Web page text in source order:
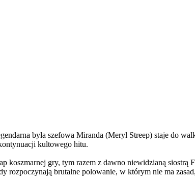
była szefowa Miranda (Meryl Streep) staje do
kultowego hitu.
koszmarnej gry, tym razem z dawno niewidzianą siostrą
rozpoczynają brutalne polowanie, w którym nie ma